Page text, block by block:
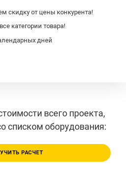
скидку от цены конкурента!
категории товара!
дней
всего проекта,
списком оборудования:
РАСЧЕТ